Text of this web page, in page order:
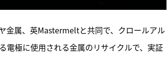
属、英Mastermeltと共同で、クロールアル
電極に使用される金属のリサイクルで、実証